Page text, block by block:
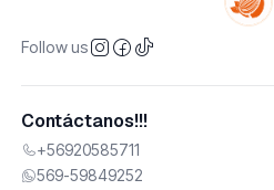
Follow us
Contáctanos!!!
+56920585711
569-59849252